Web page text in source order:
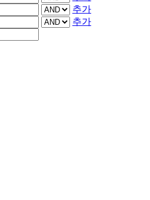
추가
추가